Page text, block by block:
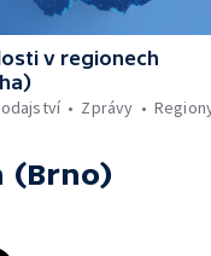
v regionech
Zprávy
(Brno)